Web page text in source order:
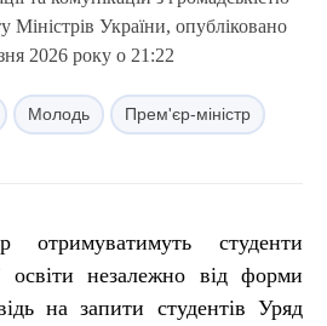
Міністрів України, опубліковано
2026 року о 21:22
Молодь Прем'єр-міністр
отримуватимуть студенти
освіти незалежно від форми
на запити студентів Уряд